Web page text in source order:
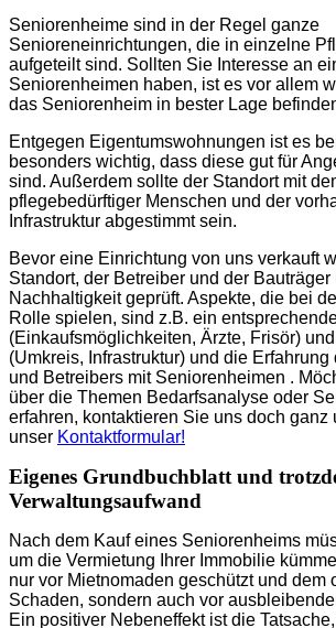
Seniorenheime sind in der Regel ganze
Senioreneinrichtungen, die in einzelne
aufgeteilt sind. Sollten Sie Interesse an
Seniorenheimen haben, ist es vor allem
das Seniorenheim in bester Lage
Entgegen Eigentumswohnungen ist es
besonders wichtig, dass diese gut für
sind. Außerdem sollte der Standort mit
pflegebedürftiger Menschen und der
Infrastruktur abgestimmt sein.
Bevor eine Einrichtung von uns verkauft
Standort, der Betreiber und der
Nachhaltigkeit geprüft. Aspekte, die bei
Rolle spielen, sind z.B. ein
(Einkaufsmöglichkeiten, Ärzte, Frisör)
(Umkreis, Infrastruktur) und die Erfahrung
und Betreibers mit Seniorenheimen .
über die Themen Bedarfsanalyse oder
erfahren, kontaktieren Sie uns doch ganz
unser Kontaktformular!
Eigenes Grundbuchblatt und
Verwaltungsaufwand
Nach dem Kauf eines Seniorenheims
um die Vermietung Ihrer Immobilie
nur vor Mietnomaden geschützt und dem
Schaden, sondern auch vor
Ein positiver Nebeneffekt ist die